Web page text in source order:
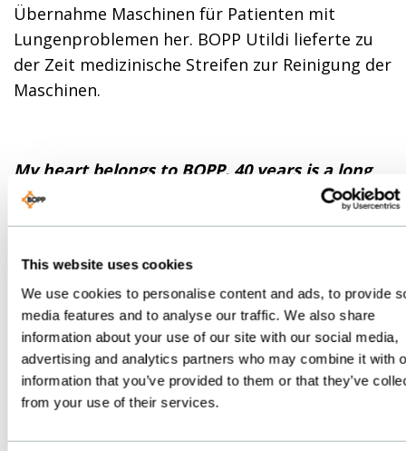
This website uses cookies
We use cookies to personalise content and ads, to provide
media features and to analyse our traffic. We also share
information about your use of our site with our social media,
advertising and analytics partners who may combine it with
information that you’ve provided to them or that they’ve
from your use of their services.
Übernahme Maschinen für Patienten mit
Lungenproblemen her. BOPP Utildi lieferte zu
der Zeit medizinische Streifen zur Reinigung der
Maschinen.
My heart belongs to BOPP. 40 years is a long
time!
Mangager/Member of the board